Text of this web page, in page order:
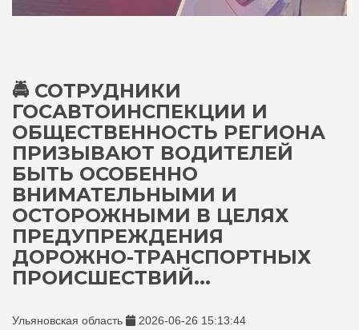
🚔 СОТРУДНИКИ
ГОСАВТОИНСПЕКЦИИ И
ОБЩЕСТВЕННОСТЬ РЕГИОНА
ПРИЗЫВАЮТ ВОДИТЕЛЕЙ
БЫТЬ ОСОБЕННО
ВНИМАТЕЛЬНЫМИ И
ОСТОРОЖНЫМИ В ЦЕЛЯХ
ПРЕДУПРЕЖДЕНИЯ
ДОРОЖНО-ТРАНСПОРТНЫХ
ПРОИСШЕСТВИЙ...
Ульяновская область 2026-06-26 15:13:44